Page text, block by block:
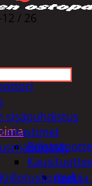
Joulu
/ 26
sisäpuhdistus
Kiillotuskoneet